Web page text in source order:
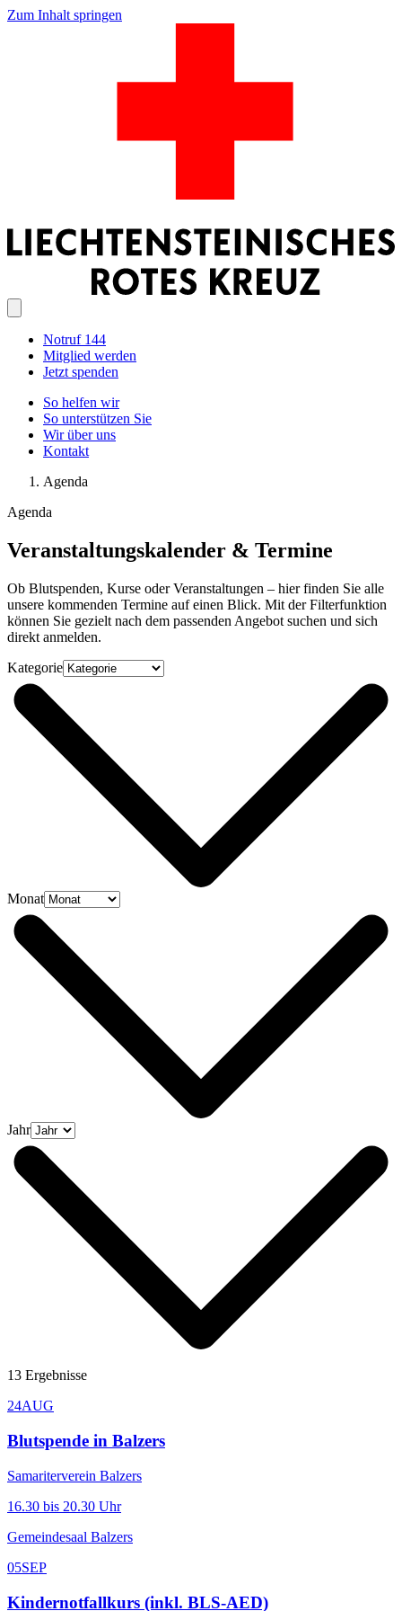
Zum Inhalt springen
Notruf 144
Mitglied werden
Jetzt spenden
So helfen wir
So unterstützen Sie
Wir über uns
Kontakt
Agenda
Agenda
Veranstaltungskalender & Termine
Ob Blutspenden, Kurse oder Veranstaltungen – hier finden Sie alle
unsere kommenden Termine auf einen Blick. Mit der Filterfunktion
können Sie gezielt nach dem passenden Angebot suchen und sich
direkt anmelden.
Kategorie
Monat
Jahr
13 Ergebnisse
24AUG
Blutspende in Balzers
Samariterverein Balzers
16.30 bis 20.30 Uhr
Gemeindesaal Balzers
05SEP
Kindernotfallkurs (inkl. BLS-AED)